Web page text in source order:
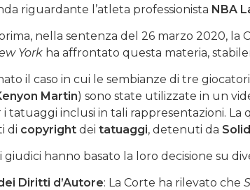
riguardante l’atleta professionista NBA
nella sentenza del 26 marzo 2020, la
York ha affrontato questa materia,
il caso in cui le sembianze di tre
Martin) sono state utilizzate in un
i tatuaggi inclusi in tali rappresentazioni.
di copyright dei tatuaggi, detenuti da
giudici hanno basato la loro decisione su
Diritti d’Autore: La Corte ha rilevato che